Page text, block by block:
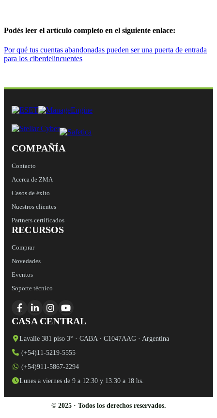
Podés leer el artículo completo en el siguiente enlace:
Por qué tus cuentas abandonadas pueden ser una puerta de entrada
para los ciberdelincuentes
COMPAÑÍA
Contacto
Acerca de ZMA
Casos de éxito
Nuestros clientes
Partners certificados
RECURSOS
Comprar
Novedades
Eventos
Soporte técnico
CASA CENTRAL
Lavalle 381 piso 3° · CABA · C1047AAG · Argentina
(+54)11-5219-5555
(+54)911-5867-2294
Lunes a viernes de 9 a 12:30 y 13:30 a 18 hs.
© 2025 · Todos los derechos reservados.